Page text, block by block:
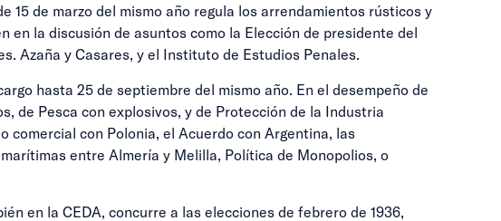
15 de marzo del mismo año regula los arrendamientos rústicos y
la discusión de asuntos como la Elección de presidente del
Azaña y Casares, y el Instituto de Estudios Penales.
hasta 25 de septiembre del mismo año. En el desempeño de
de Pesca con explosivos, y de Protección de la Industria
comercial con Polonia, el Acuerdo con Argentina, las
entre Almería y Melilla, Política de Monopolios, o
en la CEDA, concurre a las elecciones de febrero de 1936,